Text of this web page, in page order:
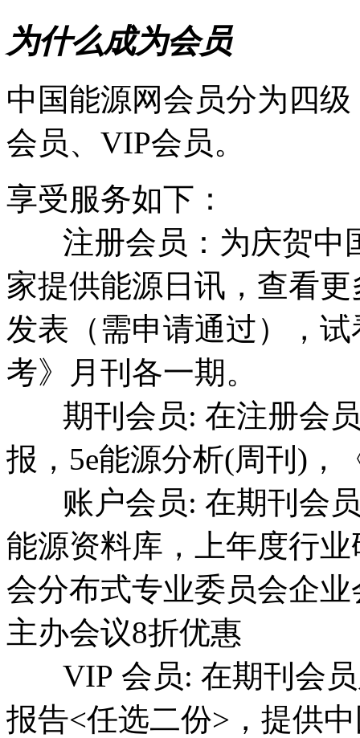
为什么成为会员
中国能源网会员分为四
会员、VIP会员。
享受服务如下：
注册会员：为庆贺中
家提供能源日讯，查看
发表（需申请通过），
考》月刊各一期。
期刊会员: 在注册会员
报，5e能源分析(周刊)，
账户会员: 在期刊会员
能源资料库，上年度行
会分布式专业委员会企
主办会议8折优惠
VIP 会员: 在期刊会员
报告<任选二份>，提供